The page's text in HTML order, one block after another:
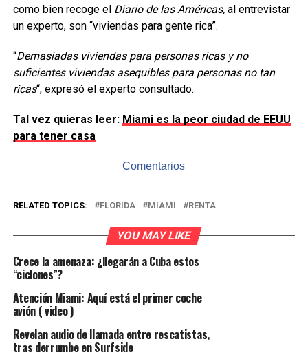
como bien recoge el Diario de las Américas,al entrevistar
un experto, son “viviendas para gente rica”.
“Demasiadas viviendas para personas ricas y no
suficientes viviendas asequibles para personas no tan
ricas“, expresó el experto consultado.
Tal vez quieras leer: Miami es la peor ciudad de EEUU
para tener casa
Comentarios
RELATED TOPICS: FLORIDA MIAMI RENTA
YOU MAY LIKE
Crece la amenaza: ¿llegarán a Cuba estos
“ciclones”?
Atención Miami: Aquí está el primer coche
avión ( video )
Revelan audio de llamada entre rescatistas,
tras derrumbe en Surfside